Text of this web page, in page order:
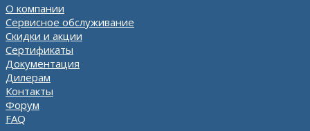
О компании
Сервисное обслуживание
Скидки и акции
Сертификаты
Документация
Дилерам
Контакты
Форум
FAQ